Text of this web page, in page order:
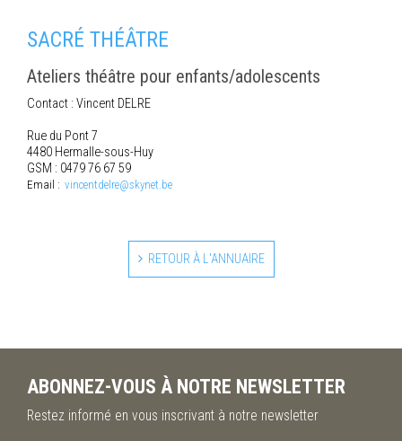
SACRÉ THÉÂTRE
Ateliers théâtre pour enfants/adolescents
Contact : Vincent DELRE
Rue du Pont 7
4480 Hermalle-sous-Huy
GSM : 0479 76 67 59
Email : vincentdelre@skynet.be
RETOUR À L'ANNUAIRE
ABONNEZ-VOUS À NOTRE NEWSLETTER
Restez informé en vous inscrivant à notre newsletter